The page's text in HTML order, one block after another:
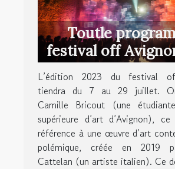
Toutle
festival off
L’édition 2023 du festival
tiendra du 7 au 29 juillet.
Camille Bricout (une
supérieure d’art d’Avignon),
référence à une œuvre d’art
polémique, créée en 2019
Cattelan (un artiste italien). Ce